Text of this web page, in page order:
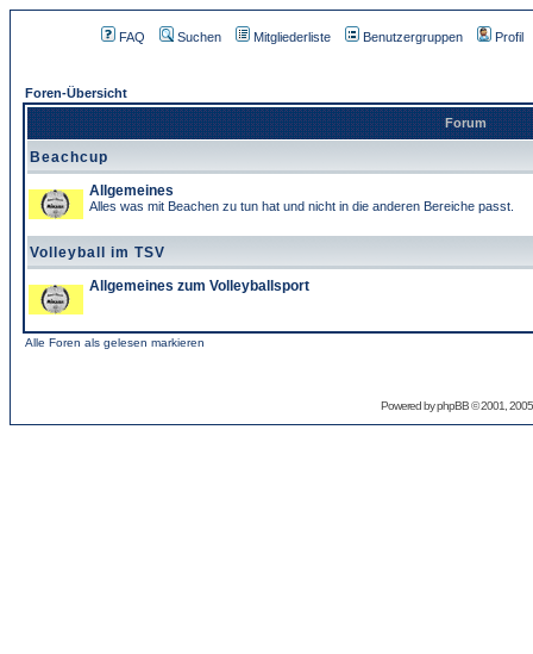
FAQ Suchen Mitgliederliste Benutzergruppen Profil
Foren-Übersicht
Forum
Beachcup
Allgemeines
Alles was mit Beachen zu tun hat und nicht in die anderen Bereiche passt.
Volleyball im TSV
Allgemeines zum Volleyballsport
Alle Foren als gelesen markieren
Powered byphpBB© 2001,